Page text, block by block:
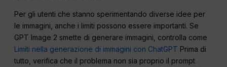
Per gli utenti che stanno sperimentando diverse idee per
le immagini, anche i limiti possono essere importanti. Se
GPT Image 2 smette di generare immagini, controlla come
Limiti nella generazione di immagini con ChatGPT Prima di
tutto, verifica che il problema non sia proprio il prompt